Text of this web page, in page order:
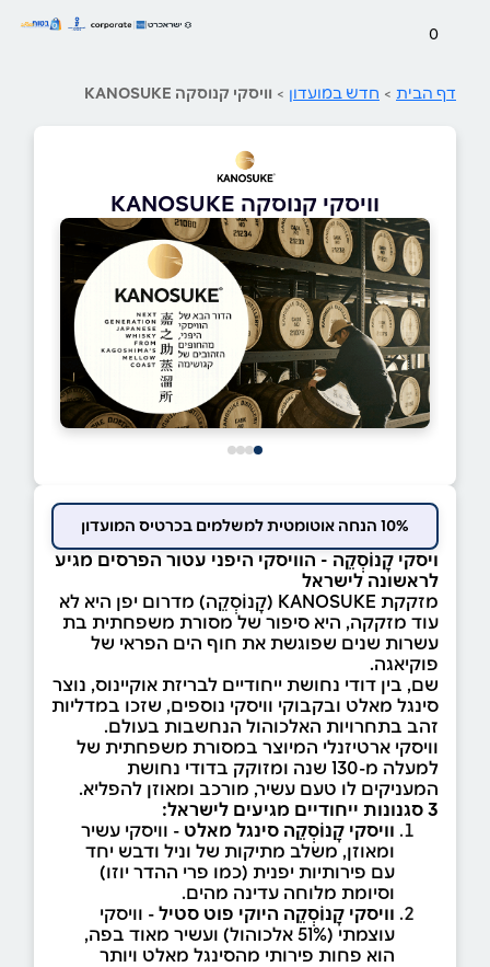
0
דף הבית > חדש במועדון > וויסקי קנוסקה KANOSUKE
וויסקי קנוסקה KANOSUKE
10% הנחה אוטומטית למשלמים בכרטיס המועדון
ויסקי קָנוֹסְקֵה - הוויסקי היפני עטור הפרסים מגיע
לראשונה לישראל
מזקקת KANOSUKE (קָנוֹסְקֵה) מדרום יפן היא לא
עוד מזקקה, היא סיפור של מסורת משפחתית בת
עשרות שנים שפוגשת את חוף הים הפראי של
פוקיאגה.
שם, בין דודי נחושת ייחודיים לבריזת אוקיינוס, נוצר
סינגל מאלט ובקבוקי וויסקי נוספים, שזכו במדליות
זהב בתחרויות האלכוהול הנחשבות בעולם.
וויסקי ארטיזנלי המיוצר במסורת משפחתית של
למעלה מ-130 שנה ומזוקק בדודי נחושת
המעניקים לו טעם עשיר, מורכב ומאוזן להפליא.
3 סגנונות ייחודיים מגיעים לישראל:
וויסקי קָנוֹסְקֵה סינגל מאלט - וויסקי עשיר
ומאוזן, משלב מתיקות של וניל ודבש יחד
עם פירותיות יפנית (כמו פרי ההדר יוזו)
וסיומת מלוחה עדינה מהים.
וויסקי קָנוֹסְקֵה היוקי פוט סטיל - וויסקי
עוצמתי (51% אלכוהול) ועשיר מאוד בפה,
הוא פחות פירותי מהסינגל מאלט ויותר